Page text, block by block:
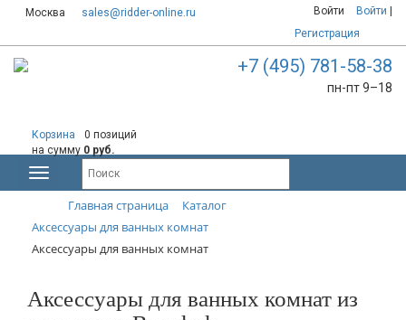
Москва sales@ridder-online.ru Войти Войти
Регистрация
+7 (495) 781-58-38
пн-пт 9–18
Корзина
0 позиций
на сумму 0 руб.
Главная страница
Каталог
Аксессуары для ванных комнат
Аксессуары для ванных комнат
Аксессуары для ванных комнат из